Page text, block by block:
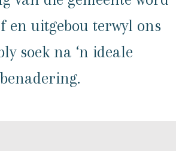
en uitgebou terwyl ons
soek na ‘n ideale
benadering.